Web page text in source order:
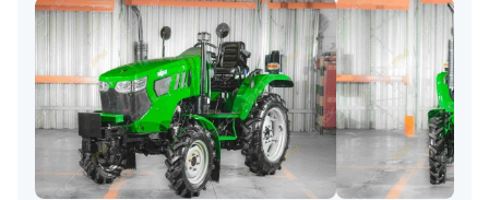
Экскаватор.ру, купить минитрактор мт, купить
новый минитрактор, купить китайский
минитрактор, купить минитрактор 4х4